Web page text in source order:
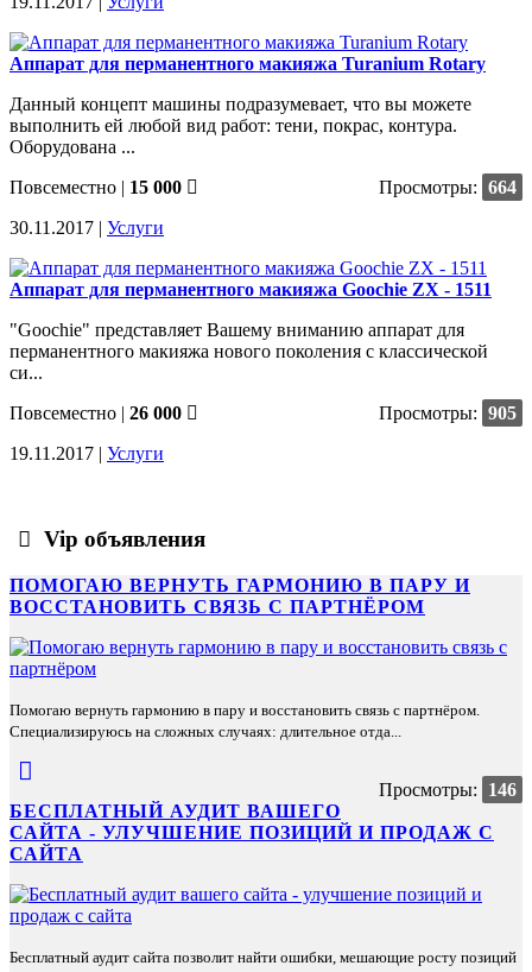
Аппарат для перманентного макияжа Turanium Rotary
Данный концепт машины подразумевает, что вы можете
выполнить ей любой вид работ: тени, покрас, контура.
Оборудована ...
Повсеместно | 15 000 Просмотры: 664
30.11.2017 | Услуги
Аппарат для перманентного макияжа Goochie ZX - 1511
"Goochie" представляет Вашему вниманию аппарат для
перманентного макияжа нового поколения с классической
си...
Повсеместно | 26 000 Просмотры: 905
19.11.2017 | Услуги
Vip объявления
ПОМОГАЮ ВЕРНУТЬ ГАРМОНИЮ В ПАРУ И
ВОССТАНОВИТЬ СВЯЗЬ С ПАРТНЁРОМ
Помогаю вернуть гармонию в пару и восстановить связь с партнёром.
Специализируюсь на сложных случаях: длительное отда...
Просмотры:
146
БЕСПЛАТНЫЙ АУДИТ ВАШЕГО
САЙТА - УЛУЧШЕНИЕ ПОЗИЦИЙ И ПРОДАЖ С
САЙТА
Бесплатный аудит сайта позволит найти ошибки, мешающие росту позиций